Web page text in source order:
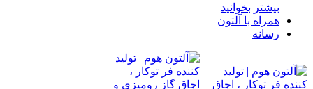
بیشتر بخوانید
همراه با آلتون
رسانه